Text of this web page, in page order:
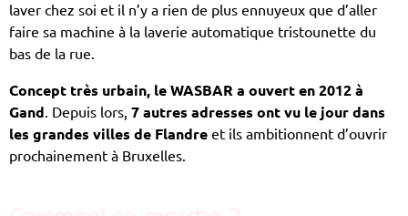
laver chez soi et il n’y a rien de plus ennuyeux que d’aller
faire sa machine à la laverie automatique tristounette du
bas de la rue.
Concept très urbain, le WASBAR a ouvert en 2012 à
Gand. Depuis lors, 7 autres adresses ont vu le jour dans
les grandes villes de Flandre et ils ambitionnent d’ouvrir
prochainement à Bruxelles.